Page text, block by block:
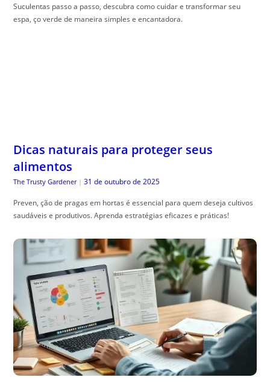
Suculentas passo a passo, descubra como cuidar e transformar seu
espa, ço verde de maneira simples e encantadora.
Dicas naturais para proteger seus
alimentos
The Trusty Gardener | 31 de outubro de 2025
Preven, ção de pragas em hortas é essencial para quem deseja cultivos
saudáveis e produtivos. Aprenda estratégias eficazes e práticas!